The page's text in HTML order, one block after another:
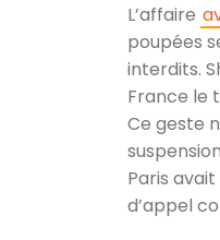
L’affaire
poupées
interdits.
France le
Ce geste
Paris
d’appel